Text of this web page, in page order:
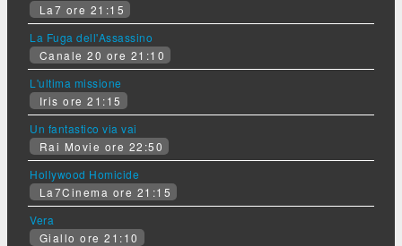
La7 ore 21:15
La Fuga dell'Assassino
Canale 20 ore 21:10
L'ultima missione
Iris ore 21:15
Un fantastico via vai
Rai Movie ore 22:50
Hollywood Homicide
La7Cinema ore 21:15
Vera
Giallo ore 21:10